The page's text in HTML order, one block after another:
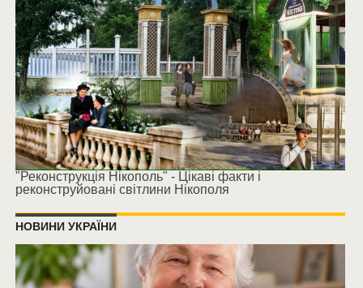
"Реконструкція Нікополь" - Цікаві факти і
реконструйовані світлини Нікополя
НОВИНИ УКРАЇНИ